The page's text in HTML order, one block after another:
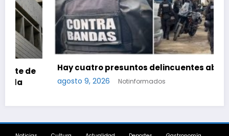
Hay cuatro presuntos delincuentes abatidos
agosto 9, 2026 Notinformados